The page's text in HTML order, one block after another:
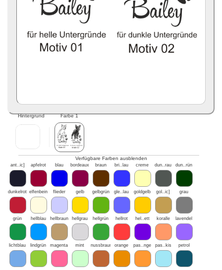
Hintergrund Farbe 1
Verfügbare Farben ausblenden
ant..ic] apfelrot blau bordeaux braun bri..lau creme dun..rau dun..rün
dunkelrot elfenbein flieder gelb gelbgrün gle..lau goldgelb gol..ic] grau
grün hellblau hellbraun hellgrau hellgrün hellrot hel..ett koralle lavendel
lichtblau lindgrün magenta mint nussbraun orange pas..nge pas..kis petrol